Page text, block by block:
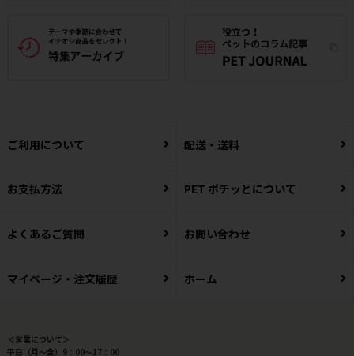
ご利用について 配送・送料
お支払方法 PET ポチッとについて
よくあるご質問 お問い合わせ
マイページ・注文履歴 ホーム
＜営業について＞
平日（月～金）9：00～17：00